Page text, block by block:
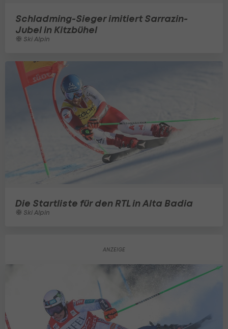
Schladming-Sieger imitiert Sarrazin-
Jubel in Kitzbühel
Ski Alpin
Die Startliste für den RTL in Alta Badia
Ski Alpin